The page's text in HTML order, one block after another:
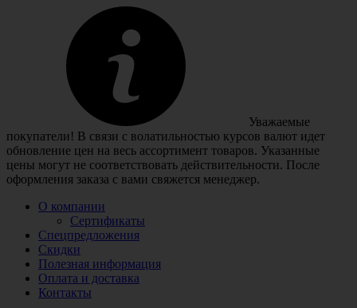
Уважаемые
покупатели! В связи с волатильностью курсов валют идет
обновление цен на весь ассортимент товаров. Указанные
цены могут не соответствовать действительности. После
оформления заказа с вами свяжется менеджер.
О компании
Сертификаты
Спецпредложения
Скидки
Полезная информация
Оплата и доставка
Контакты